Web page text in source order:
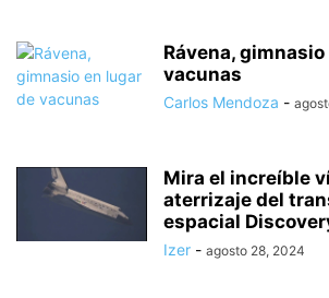
Rávena,
vacunas
Carlos Mendoza -
Mira el increíble
aterrizaje del
espacial
Izer - agosto 28, 2024